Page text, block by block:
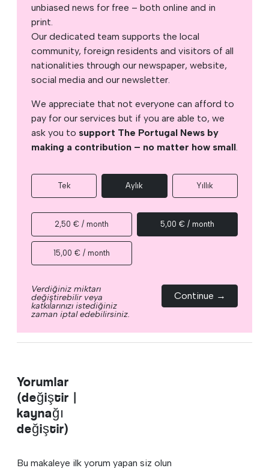
unbiased news for free – both online and in
print.
Our dedicated team supports the local
community, foreign residents and visitors of all
nationalities through our newspaper, website,
social media and our newsletter.
We appreciate that not everyone can afford to
pay for our services but if you are able to, we
ask you to support The Portugal News by
making a contribution – no matter how small.
Tek Aylık Yıllık
2,50 € / month 5,00 € / month
15,00 € / month
Verdiğiniz miktarı
değiştirebilir veya
katkılarınızı istediğiniz
zaman iptal edebilirsiniz.
Continue →
Yorumlar
(değiştir |
kaynağı
değiştir)
Bu makaleye ilk yorum yapan siz olun